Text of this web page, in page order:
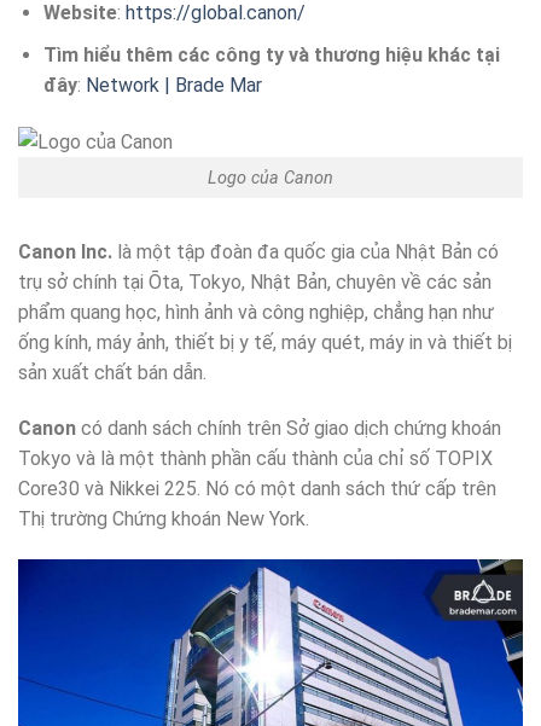
Website: https://global.canon/
Tìm hiểu thêm các công ty và thương hiệu khác tại
đây: Network | Brade Mar
Logo của Canon
Canon Inc. là một tập đoàn đa quốc gia của Nhật Bản có
trụ sở chính tại Ōta, Tokyo, Nhật Bản, chuyên về các sản
phẩm quang học, hình ảnh và công nghiệp, chẳng hạn như
ống kính, máy ảnh, thiết bị y tế, máy quét, máy in và thiết bị
sản xuất chất bán dẫn.
Canon có danh sách chính trên Sở giao dịch chứng khoán
Tokyo và là một thành phần cấu thành của chỉ số TOPIX
Core30 và Nikkei 225. Nó có một danh sách thứ cấp trên
Thị trường Chứng khoán New York.